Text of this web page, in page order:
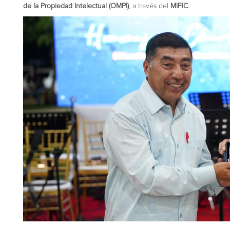
de la Propiedad Intelectual (OMPI), a través del MIFIC.